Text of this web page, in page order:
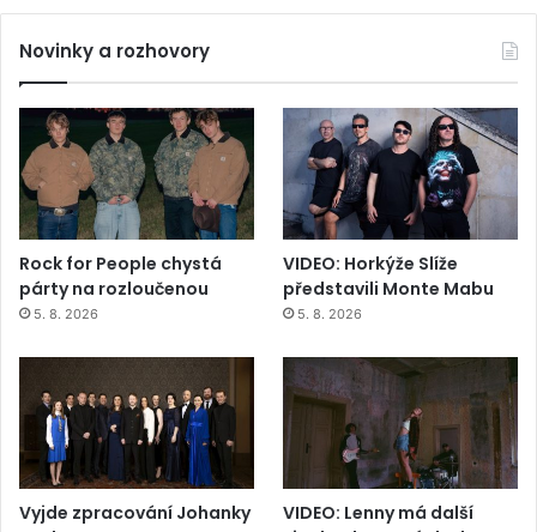
Novinky a rozhovory
Rock for People chystá
párty na rozloučenou
5. 8. 2026
VIDEO: Horkýže Slíže
představili Monte Mabu
5. 8. 2026
Vyjde zpracování Johanky
VIDEO: Lenny má další